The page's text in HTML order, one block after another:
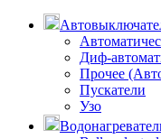
Диф-
Прочее
Пускатели
Узо